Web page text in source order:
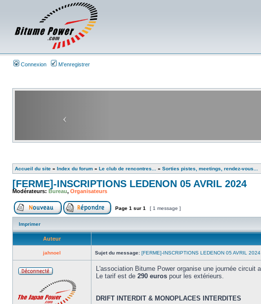
Connexion M’enregistrer
Accueil du site » Index du forum » Le club de rencontres... » Sorties pistes, meetings, rendez-vous...
[FERME]-INSCRIPTIONS LEDENON 05 AVRIL 2024
Modérateurs: Bureau, Organisateurs
Page 1 sur 1 [ 1 message ]
Imprimer
Auteur
jahnoel Sujet du message: [FERME]-INSCRIPTIONS LEDENON 05 AVRIL 2024